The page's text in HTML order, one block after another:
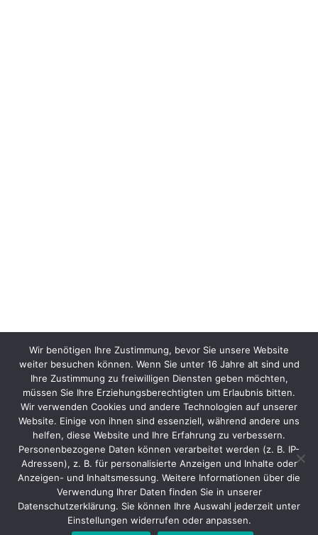
Wir benötigen Ihre Zustimmung, bevor Sie unsere Website
weiter besuchen können. Wenn Sie unter 16 Jahre alt sind und
Ihre Zustimmung zu freiwilligen Diensten geben möchten,
müssen Sie Ihre Erziehungsberechtigten um Erlaubnis bitten.
Wir verwenden Cookies und andere Technologien auf unserer
Website. Einige von ihnen sind essenziell, während andere uns
helfen, diese Website und Ihre Erfahrung zu verbessern.
Personenbezogene Daten können verarbeitet werden (z. B. IP-
Adressen), z. B. für personalisierte Anzeigen und Inhalte oder
Anzeigen- und Inhaltsmessung. Weitere Informationen über die
Verwendung Ihrer Daten finden Sie in unserer
Datenschutzerklärung. Sie können Ihre Auswahl jederzeit unter
Einstellungen widerrufen oder anpassen.